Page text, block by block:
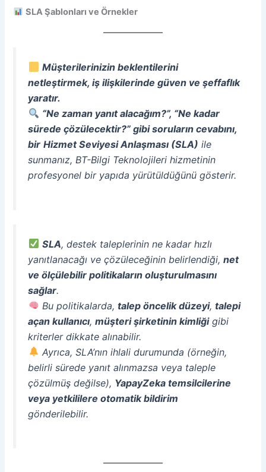
SLA Şablonları ve Örnekler
Müşterilerinizin beklentilerini
netleştirmek, iş ilişkilerinde güven ve şeffaflık
yaratır.
“Ne zaman yanıt alacağım?”, “Ne kadar
sürede çözülecektir?” gibi soruların cevabını,
bir Hizmet Seviyesi Anlaşması (SLA) ile
sunmanız, BT-Bilgi Teknolojileri hizmetinin
profesyonel bir yapıda yürütüldüğünü gösterir.
SLA, destek taleplerinin ne kadar hızlı
yanıtlanacağı ve çözüleceğinin belirlendiği,net
ve ölçülebilir politikaların oluşturulmasını
sağlar.
Bu politikalarda, talep öncelik düzeyi, talepi
açan kullanıcı,müşteri şirketinin kimliğigibi
kriterler dikkate alınabilir.
Ayrıca, SLA’nın ihlali durumunda (örneğin,
belirli sürede yanıt alınmazsa veya taleple
çözülmüş değilse), YapayZeka temsilcilerine
veya yetkililere otomatik bildirim
gönderilebilir.